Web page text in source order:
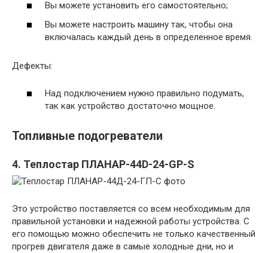
Вы можете установить его самостоятельно;
Вы можете настроить машину так, чтобы она
включалась каждый день в определенное время.
Дефекты:
Над подключением нужно правильно подумать,
так как устройство достаточно мощное.
Топливные подогреватели
4. Теплостар ПЛАНАР-44D-24-GP-S
Это устройство поставляется со всем необходимым для
правильной установки и надежной работы устройства. С
его помощью можно обеспечить не только качественный
прогрев двигателя даже в самые холодные дни, но и